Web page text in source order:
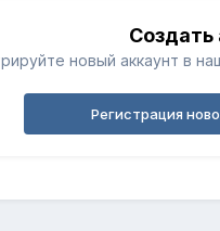
Создать
новый аккаунт в
Регистрация